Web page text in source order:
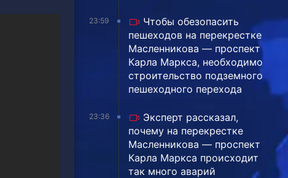
23:59
Чтобы обезопасить
пешеходов на перекрестке
Масленникова — проспект
Карла Маркса, необходимо
строительство подземного
пешеходного перехода
23:36
Эксперт рассказал,
почему на перекрестке
Масленникова — проспект
Карла Маркса происходит
так много аварий